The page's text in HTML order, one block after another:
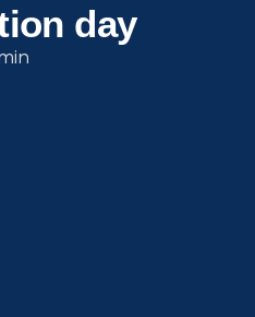
day